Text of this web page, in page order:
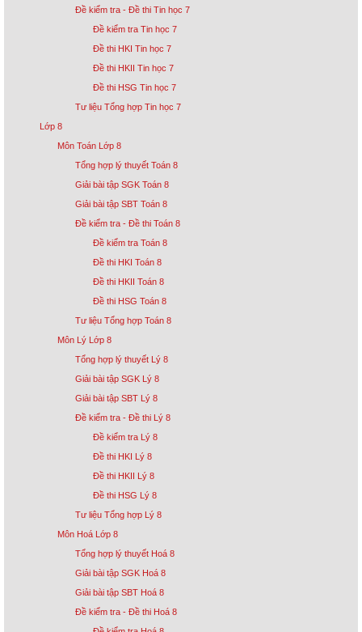
Đề kiểm tra - Đề thi Tin học 7
Đề kiểm tra Tin học 7
Đề thi HKI Tin học 7
Đề thi HKII Tin học 7
Đề thi HSG Tin học 7
Tư liệu Tổng hợp Tin học 7
Lớp 8
Môn Toán Lớp 8
Tổng hợp lý thuyết Toán 8
Giải bài tập SGK Toán 8
Giải bài tập SBT Toán 8
Đề kiểm tra - Đề thi Toán 8
Đề kiểm tra Toán 8
Đề thi HKI Toán 8
Đề thi HKII Toán 8
Đề thi HSG Toán 8
Tư liệu Tổng hợp Toán 8
Môn Lý Lớp 8
Tổng hợp lý thuyết Lý 8
Giải bài tập SGK Lý 8
Giải bài tập SBT Lý 8
Đề kiểm tra - Đề thi Lý 8
Đề kiểm tra Lý 8
Đề thi HKI Lý 8
Đề thi HKII Lý 8
Đề thi HSG Lý 8
Tư liệu Tổng hợp Lý 8
Môn Hoá Lớp 8
Tổng hợp lý thuyết Hoá 8
Giải bài tập SGK Hoá 8
Giải bài tập SBT Hoá 8
Đề kiểm tra - Đề thi Hoá 8